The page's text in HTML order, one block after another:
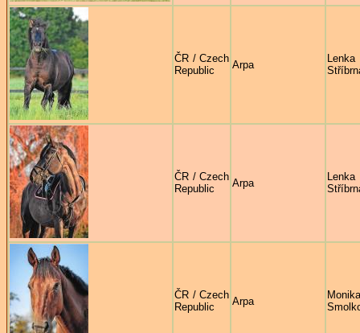
ČR / Czech
Republic
Arpa
Lenka
ČR / Czech
Republic
Arpa
Lenka
ČR / Czech
Republic
Arpa
Monika